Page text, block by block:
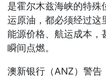
是霍尔木兹海峡的特殊
运原油，都必须经过这
能源价格、航运成本，
瞬间点燃。
澳新银行（ANZ）警告